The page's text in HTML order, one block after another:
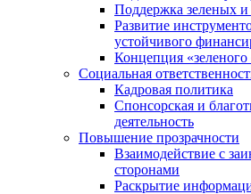
Поддержка зеленых
Развитие
устойчивого
Концепция «зеленого
Социальная
Кадровая политика
Спонсорская и
деятельность
Повышение прозрачности
Взаимодействие с
сторонами
Раскрытие